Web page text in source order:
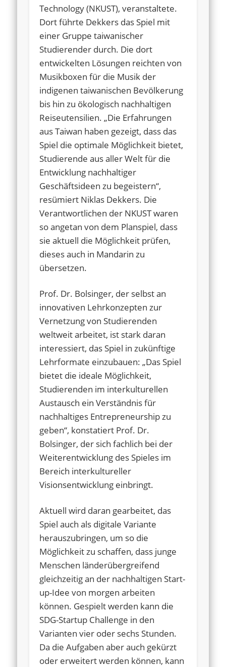
Technology (NKUST), veranstaltete.
Dort führte Dekkers das Spiel mit
einer Gruppe taiwanischer
Studierender durch. Die dort
entwickelten Lösungen reichten von
Musikboxen für die Musik der
indigenen taiwanischen Bevölkerung
bis hin zu ökologisch nachhaltigen
Reiseutensilien. „Die Erfahrungen
aus Taiwan haben gezeigt, dass das
Spiel die optimale Möglichkeit bietet,
Studierende aus aller Welt für die
Entwicklung nachhaltiger
Geschäftsideen zu begeistern“,
resümiert Niklas Dekkers. Die
Verantwortlichen der NKUST waren
so angetan von dem Planspiel, dass
sie aktuell die Möglichkeit prüfen,
dieses auch in Mandarin zu
übersetzen.
Prof. Dr. Bolsinger, der selbst an
innovativen Lehrkonzepten zur
Vernetzung von Studierenden
weltweit arbeitet, ist stark daran
interessiert, das Spiel in zukünftige
Lehrformate einzubauen: „Das Spiel
bietet die ideale Möglichkeit,
Studierenden im interkulturellen
Austausch ein Verständnis für
nachhaltiges Entrepreneurship zu
geben“, konstatiert Prof. Dr.
Bolsinger, der sich fachlich bei der
Weiterentwicklung des Spieles im
Bereich interkultureller
Visionsentwicklung einbringt.
Aktuell wird daran gearbeitet, das
Spiel auch als digitale Variante
herauszubringen, um so die
Möglichkeit zu schaffen, dass junge
Menschen länderübergreifend
gleichzeitig an der nachhaltigen Start-
up-Idee von morgen arbeiten
können. Gespielt werden kann die
SDG-Startup Challenge in den
Varianten vier oder sechs Stunden.
Da die Aufgaben aber auch gekürzt
oder erweitert werden können, kann